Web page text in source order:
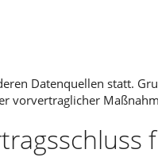
Datenquellen statt.
vorvertraglicher